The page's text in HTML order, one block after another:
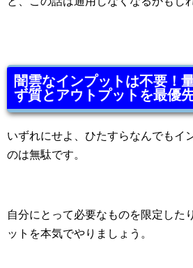
闇雲なインプットは不要！
ず質とアウトプットを最優
いずれにせよ、ひたすらなんでもイ
のは無駄です。
自分にとって必要なものを限定した
ットを本気でやりましょう。